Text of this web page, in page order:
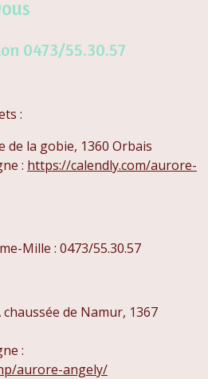
0473/55.30.57
:
de la gobie, 1360 Orbais
: https://calendly.com/aurore-
Mille : 0473/55.30.57
chaussée de Namur, 1367
:
aurore-angely/